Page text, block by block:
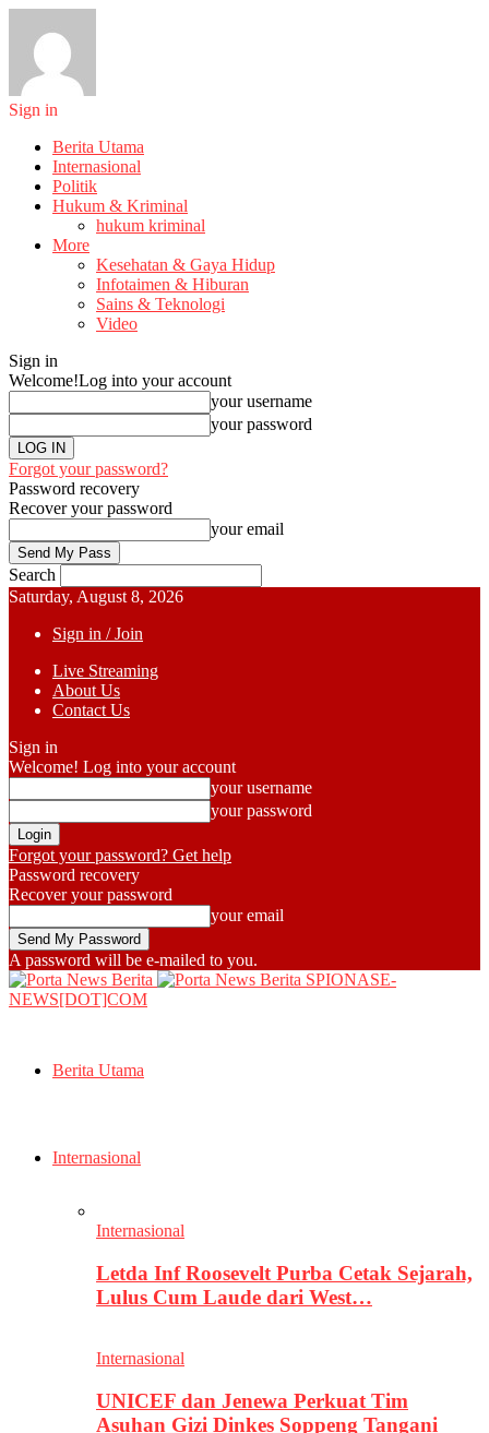
Sign in
Berita Utama
Internasional
Politik
Hukum & Kriminal
hukum kriminal
More
Kesehatan & Gaya Hidup
Infotaimen & Hiburan
Sains & Teknologi
Video
Sign in
Welcome!Log into your account
your username
your password
Forgot your password?
Password recovery
Recover your password
your email
Search
Saturday, August 8, 2026
Sign in / Join
Live Streaming
About Us
Contact Us
Sign in
Welcome! Log into your account
your username
your password
Forgot your password? Get help
Password recovery
Recover your password
your email
A password will be e-mailed to you.
SPIONASE-
NEWS[DOT]COM
Berita Utama
Internasional
Internasional
Letda Inf Roosevelt Purba Cetak Sejarah,
Lulus Cum Laude dari West…
Internasional
UNICEF dan Jenewa Perkuat Tim
Asuhan Gizi Dinkes Soppeng Tangani